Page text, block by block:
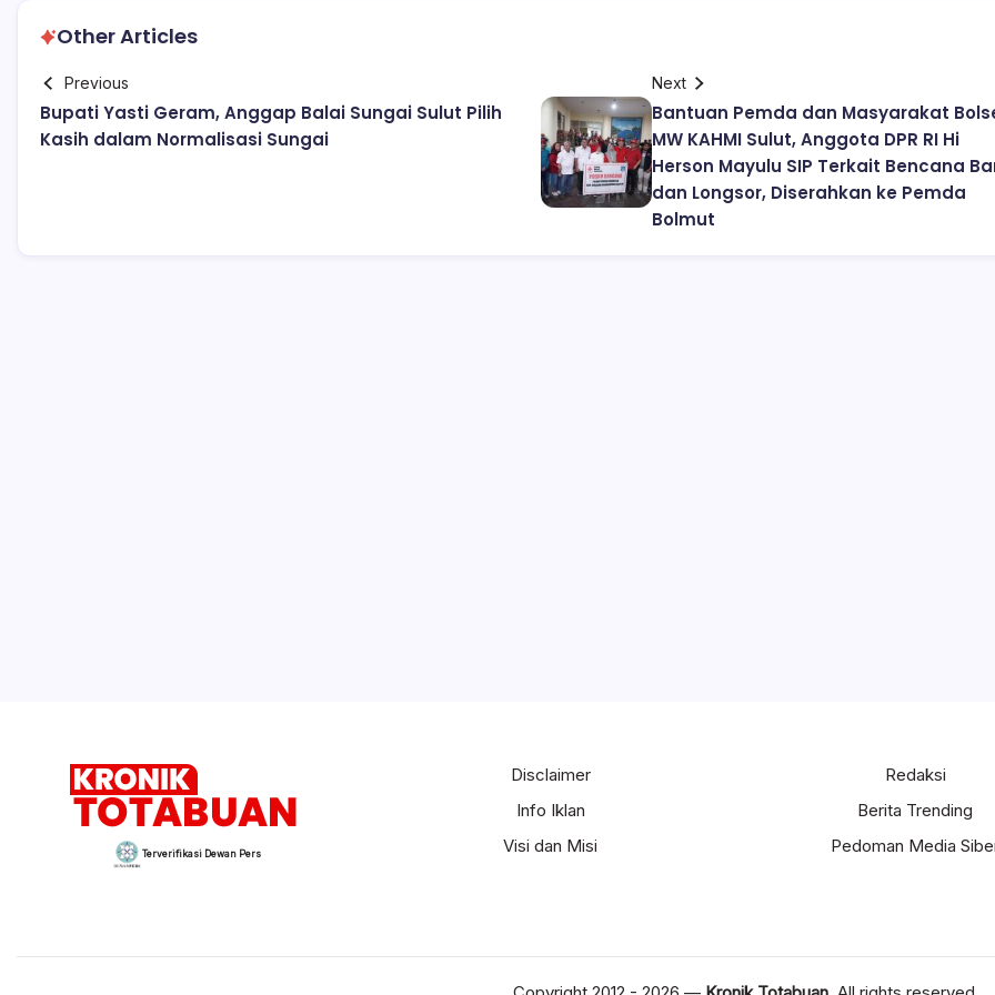
Other Articles
Previous
Bupati Yasti Geram, Anggap Balai Sungai Sulut Pilih
Kasih dalam Normalisasi Sungai
Next
Bantuan Pemda dan Masyarakat
MW KAHMI Sulut, Anggota DPR RI Hi
Herson Mayulu SIP Terkait Bencana
dan Longsor, Diserahkan ke Pemda
Bolmut
Terverifikasi Dewan Pers
Disclaimer
Info Iklan
Visi dan Misi
Redaksi
Berita Trending
Pedoman Media